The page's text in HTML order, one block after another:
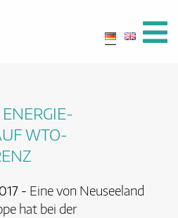
WTO-
- Eine von Neuseeland
hat bei der